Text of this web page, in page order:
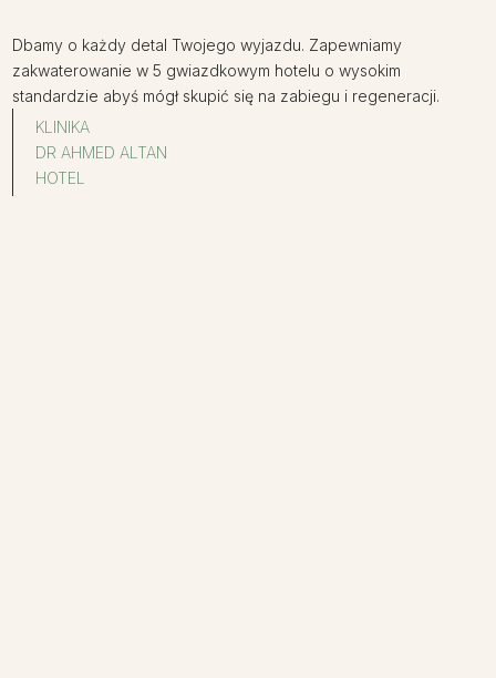
Dbamy o każdy detal Twojego wyjazdu. Zapewniamy
zakwaterowanie w 5 gwiazdkowym hotelu o wysokim
standardzie abyś mógł skupić się na zabiegu i regeneracji.
KLINIKA
DR AHMED ALTAN
HOTEL